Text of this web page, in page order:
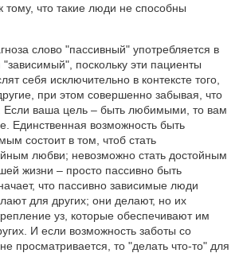
тому, что такие люди не способны
слово "пассивный" употребляется в
поскольку эти пациенты
себя исключительно в контексте того,
при этом совершенно забывая, что
ваша цель – быть любимыми, то вам
Единственная возможность быть
состоит в том, чтоб стать
любви; невозможно стать достойным
жизни – просто пассивно быть
что пассивно зависимые люди
для других; они делают, но их
уз, которые обеспечивают им
И если возможность заботы со
просматривается, то "делать что-то" для